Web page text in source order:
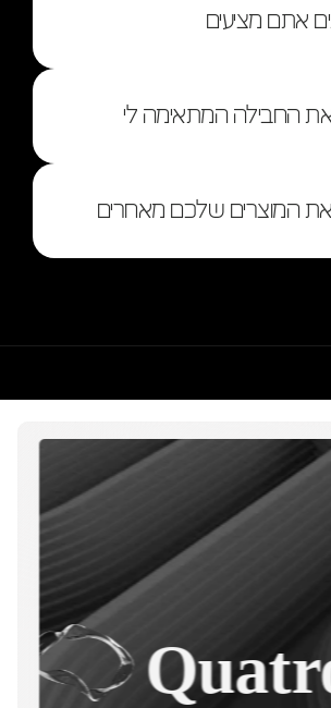
אתם מציעים
את החבילה המתאימה לי
המוצרים שלכם מאחרים